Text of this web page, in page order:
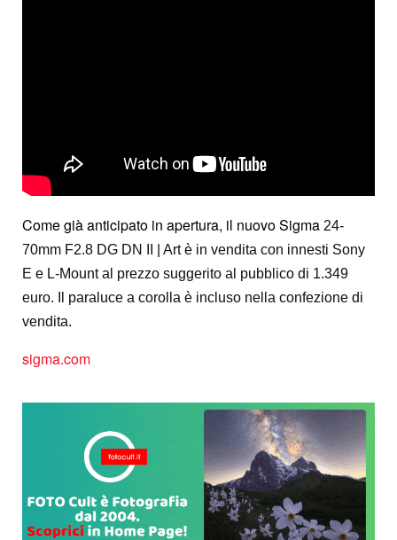
Come già anticipato in apertura, il nuovo Sigma 24-
70mm F2.8 DG DN II | Art è in vendita con innesti Sony
E e L-Mount al prezzo suggerito al pubblico di 1.349
euro. Il paraluce a corolla è incluso nella confezione di
vendita.
sigma.com